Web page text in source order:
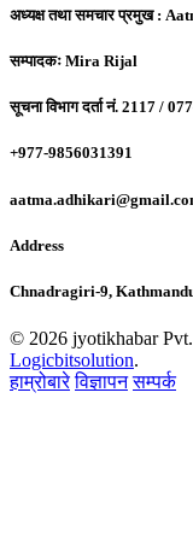
अध्यक्ष तथा समचार प्रमुख :
सम्पादकः Mira Rijal
सूचना विभाग दर्ता नं. 2117 /
+977-9856031391
Address
Chnadragiri-9,
© 2026 jyotikhabar
Logicbitsolution.
हाम्रोबारे विज्ञापन सम्पर्क